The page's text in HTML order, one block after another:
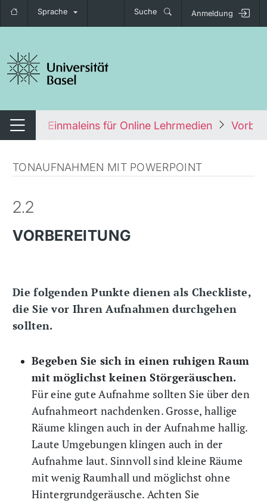
Sprache Suche Anmeldung
umschalten
Navigation umschalten
Das Einmaleins für Online Lehrmedien
TONAUFNAHMEN MIT POWERPOINT
2.2
VORBEREITUNG
Die folgenden Punkte dienen als Checkliste,
die Sie vor Ihren Aufnahmen durchgehen
sollten.
Begeben Sie sich in einen ruhigen Raum
mit möglichst keinen Störgeräuschen.
Für eine gute Aufnahme sollten Sie über den
Aufnahmeort nachdenken. Grosse, hallige
Räume klingen auch in der Aufnahme hallig.
Laute Umgebungen klingen auch in der
Aufnahme laut. Sinnvoll sind kleine Räume
mit wenig Raumhall und möglichst ohne
Hintergrundgeräusche. Achten Sie